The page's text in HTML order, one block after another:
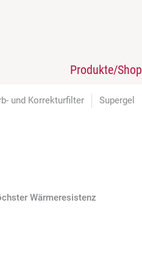
Produkte/Shop
und Korrekturfilter Supergel
Wärmeresistenz